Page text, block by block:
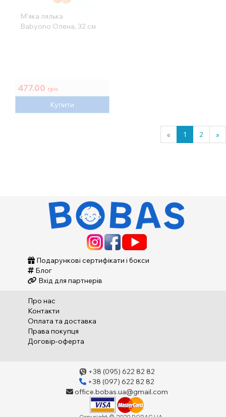
М'яка лялька
Babyono Олена, 32 см
477.00 грн
Купити
« 1 2 »
Подарункові сертифікати і бокси
Блог
Вхід для партнерів
Про нас
Контакти
Оплата та доставка
Права покупця
Договір-оферта
+38 (095) 622 82 82
+38 (097) 622 82 82
office.bobas.ua@gmail.com